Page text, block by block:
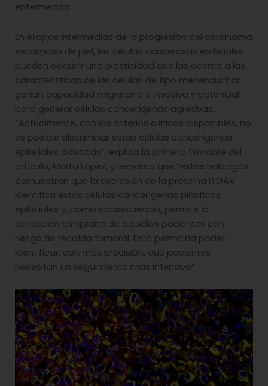
enfermedad.
En etapas intermedias de la progresión del carcinoma
escamoso de piel, las células cancerosas epiteliales
pueden adquirir una plasticidad que las acerca a las
características de las células de tipo mesenquimal:
ganan capacidad migratoria e invasiva y potencial
para generar células cancerígenas agresivas
“Actualmente, con los criterios clínicos disponibles, no
es posible discriminar estas células cancerígenas
epiteliales plásticas”, explica la primera firmante del
artículo, Marta López, y remarca que “estos hallazgos
demuestran que la expresión de la proteína ITGAV
identifica estas células cancerígenas plásticas
epiteliales y, como consecuencia, permite la
detección temprana de aquellos pacientes con
riesgo de recaída tumoral. Esto permitiría poder
identificar, con más precisión, qué pacientes
necesitan un seguimiento más intensivo”.